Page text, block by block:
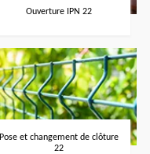
Ouverture IPN 22
Pose et changement de clôture
22